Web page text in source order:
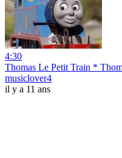
4:30
Thomas Le Petit Train *
musiclover4
il y a 11 ans